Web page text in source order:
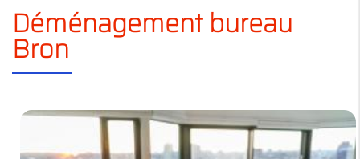
Déménagement bureau
Bron